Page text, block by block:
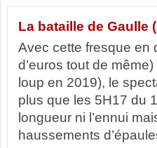
La bataille de Gaulle
Avec cette fresque en
d’euros tout de
loup en 2019), le
plus que les 5H17 du
longueur ni l’ennui
haussements